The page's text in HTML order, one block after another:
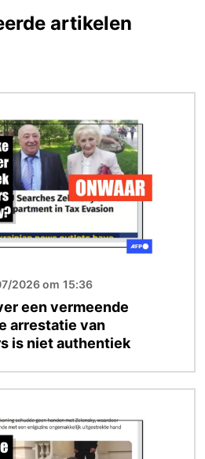
artikelen
2026 om 15:36
een vermeende
arrestatie van
is niet authentiek